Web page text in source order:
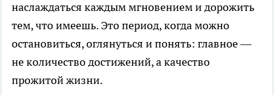
наслаждаться каждым мгновением и дорожить
тем, что имеешь. Это период, когда можно
остановиться, оглянуться и понять: главное —
не количество достижений, а качество
прожитой жизни.